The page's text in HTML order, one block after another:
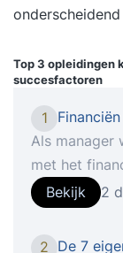
Top 3 opleidingen
succesfactoren
1
Als manager
met het
moet daarbij
beslissingen
ontleden
Bekijk 2
2 De 7